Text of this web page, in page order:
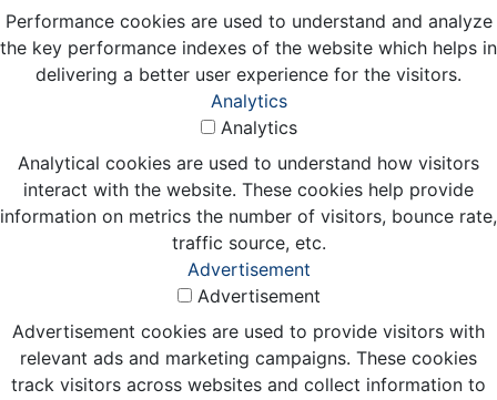
Performance cookies are used to understand and analyze
the key performance indexes of the website which helps in
delivering a better user experience for the visitors.
Analytics
Analytics
Analytical cookies are used to understand how visitors
interact with the website. These cookies help provide
information on metrics the number of visitors, bounce rate,
traffic source, etc.
Advertisement
Advertisement
Advertisement cookies are used to provide visitors with
relevant ads and marketing campaigns. These cookies
track visitors across websites and collect information to